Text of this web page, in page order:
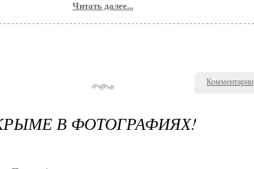
Комментарии
Читать далее...
В ФОТОГРАФИЯХ!